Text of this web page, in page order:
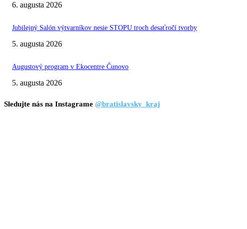
6. augusta 2026
Jubilejný Salón výtvarníkov nesie STOPU troch desaťročí tvorby
5. augusta 2026
Augustový program v Ekocentre Čunovo
5. augusta 2026
Sledujte nás na Instagrame @bratislavsky_kraj